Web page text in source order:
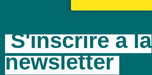
S'inscrire à la
newsletter